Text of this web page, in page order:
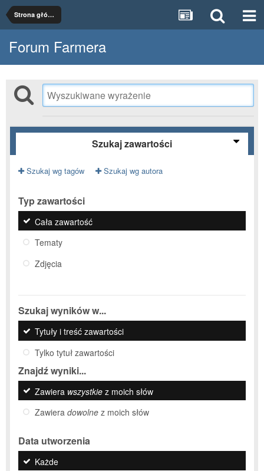
Strona główna
Forum Farmera
Szukaj zawartości
Szukaj wg tagów Szukaj wg autora
Typ zawartości
Cała zawartość
Tematy
Zdjęcia
Szukaj wyników w...
Tytuły i treść zawartości
Tylko tytuł zawartości
Znajdź wyniki...
Zawiera wszystkie z moich słów
Zawiera dowolne z moich słów
Data utworzenia
Każde